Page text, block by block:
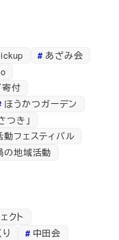
あざみ会
寄付
ほうかつガーデン
つき」
動フェスティバル
の地域活動
クト
中田会